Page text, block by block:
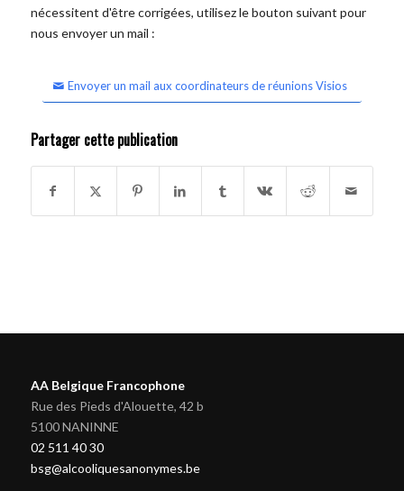
nécessitent d'être corrigées, utilisez le bouton suivant pour
nous envoyer un mail :
Envoyer un mail aux coordinateurs de réunions Visios
Partager cette publication
AA Belgique Francophone
Rue des Pieds d'Alouette, 42 b
5100 NANINNE
02 511 40 30
bsg@alcooliquesanonymes.be